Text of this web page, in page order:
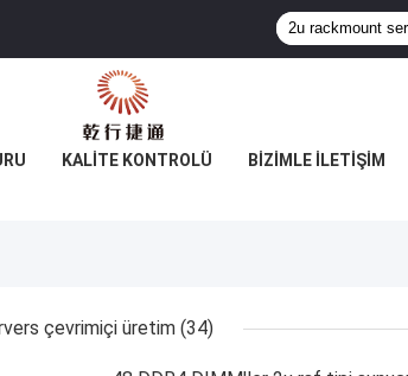
KALITE KONTROLÜ BIZIMLE İLETIŞIM
çevrimiçi üretim (34)